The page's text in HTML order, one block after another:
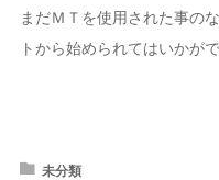
まだＭＴを使用された事の
トから始められてはいかが
未分類